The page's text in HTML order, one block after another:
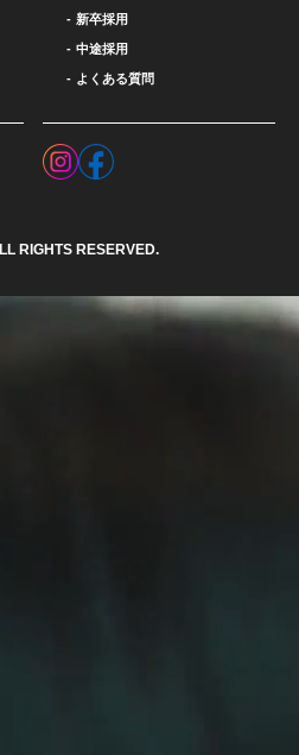
新卒採用
中途採用
よくある質問
RIGHTS RESERVED.